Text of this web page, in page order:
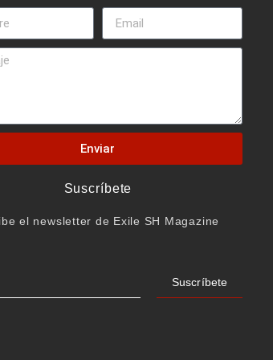
Enviar
Suscríbete
el newsletter de Exile SH Magazine
Suscríbete